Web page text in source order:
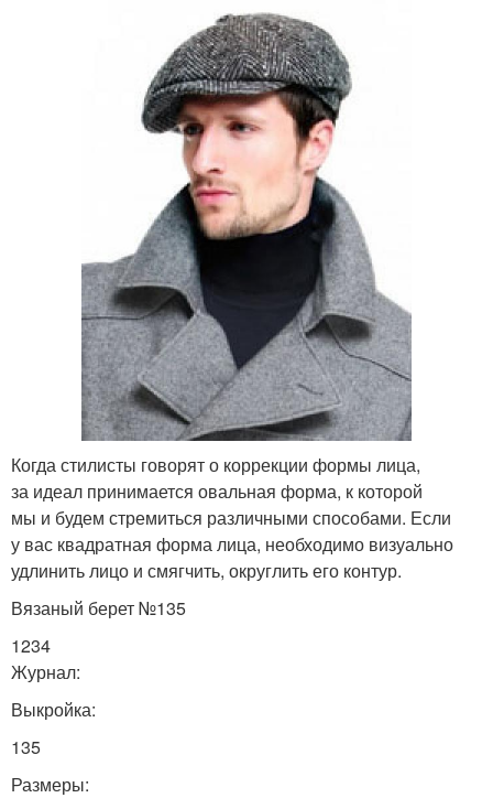
Когда стилисты говорят о коррекции формы лица,
за идеал принимается овальная форма, к которой
мы и будем стремиться различными способами. Если
у вас квадратная форма лица, необходимо визуально
удлинить лицо и смягчить, округлить его контур.
Вязаный берет №135
1234
Журнал:
Выкройка:
135
Размеры: